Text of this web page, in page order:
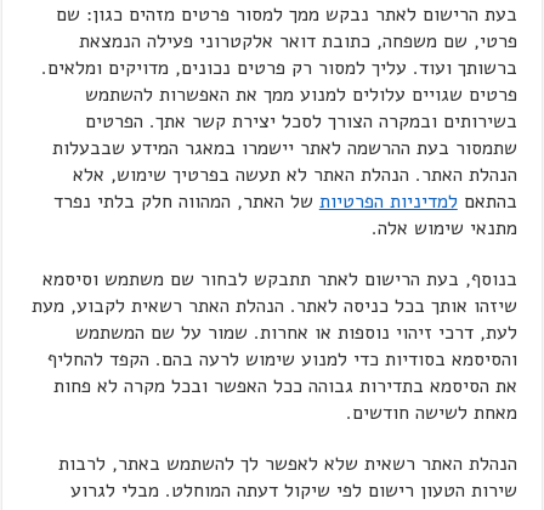
בעת הרישום לאתר נבקש ממך למסור פרטים מזהים כגון: שם
פרטי, שם משפחה, כתובת דואר אלקטרוני פעילה הנמצאת
ברשותך ועוד. עליך למסור רק פרטים נכונים, מדויקים ומלאים.
פרטים שגויים עלולים למנוע ממך את האפשרות להשתמש
בשירותים ובמקרה הצורך לסכל יצירת קשר אתך. הפרטים
שתמסור בעת ההרשמה לאתר יישמרו במאגר המידע שבבעלות
הנהלת האתר. הנהלת האתר לא תעשה בפרטיך שימוש, אלא
בהתאם למדיניות הפרטיות של האתר, המהווה חלק בלתי נפרד
מתנאי שימוש אלה.
בנוסף, בעת הרישום לאתר תתבקש לבחור שם משתמש וסיסמא
שיזהו אותך בכל כניסה לאתר. הנהלת האתר רשאית לקבוע, מעת
לעת, דרכי זיהוי נוספות או אחרות. שמור על שם המשתמש
והסיסמא בסודיות כדי למנוע שימוש לרעה בהם. הקפד להחליף
את הסיסמא בתדירות גבוהה ככל האפשר ובכל מקרה לא פחות
מאחת לשישה חודשים.
הנהלת האתר רשאית שלא לאפשר לך להשתמש באתר, לרבות
שירות הטעון רישום לפי שיקול דעתה המוחלט. מבלי לגרוע